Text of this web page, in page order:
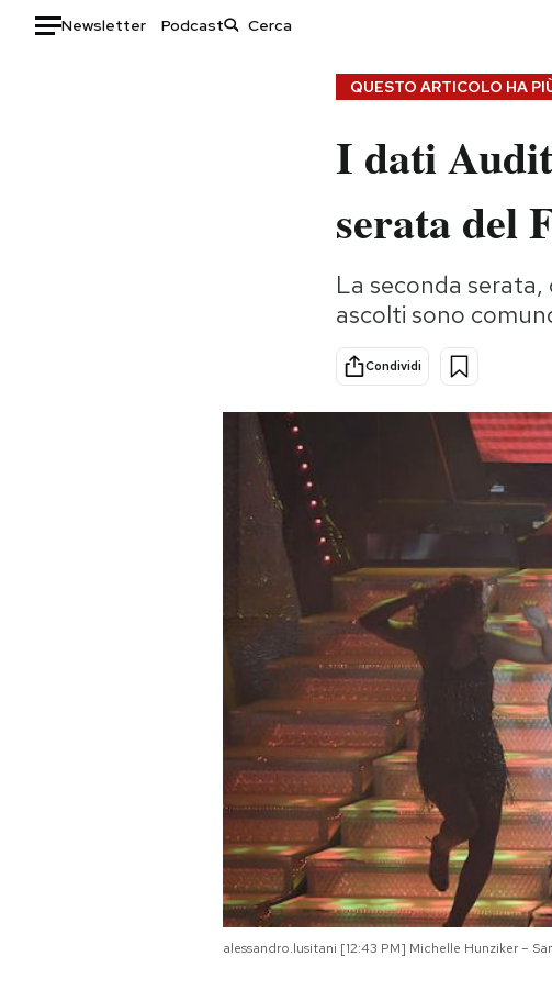
Newsletter Podcast
Storie/Idee
Ok Boomer!
Mondiali calcio 2026
AREA PERSONALE
QUESTO ARTICOLO HA
I dati
serata del
La seconda
ascolti sono
Condividi
alessandro.lusitani [12:43 PM] Michelle Hunziker –